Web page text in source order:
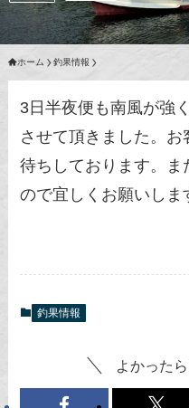
ホーム 釣果情報
3日半夜便も南風が強
させて頂きました。
待ちしております。
ので宜しくお願いしま
釣果情報
よかった